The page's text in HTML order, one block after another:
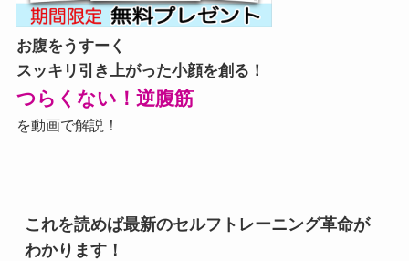
お腹をうすーく
スッキリ引き上がった小顔を創る！
つらくない！逆腹筋
を動画で解説！
これを読めば最新のセルフトレーニング革命が
わかります！